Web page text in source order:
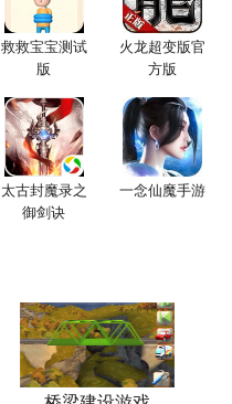
救救宝宝测试
版
火龙超变版官
方版
太古封魔录之
御剑诀
一念仙魔手游